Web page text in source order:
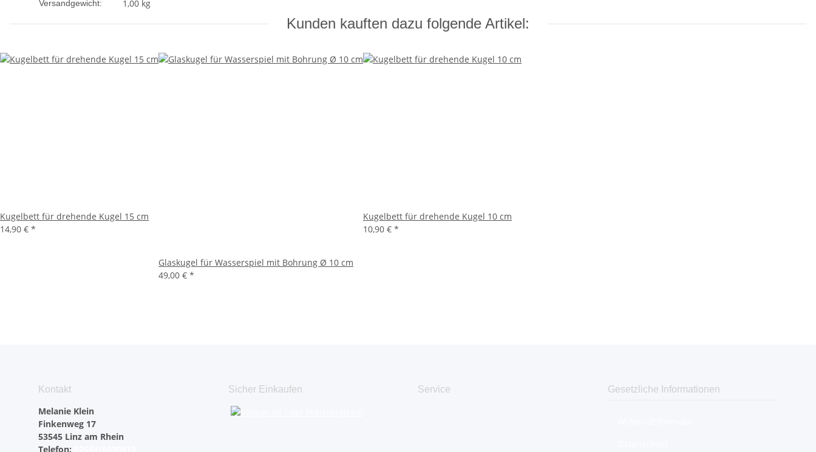
Versandgewicht: 1,00 kg
Kunden kauften dazu folgende Artikel:
Kugelbett für drehende Kugel 15 cm
14,90 € *
Glaskugel für Wasserspiel mit Bohrung Ø 10 cm
49,00 € *
Kugelbett für drehende Kugel 10 cm
10,90 € *
Kontakt
Melanie Klein
Finkenweg 17
53545 Linz am Rhein
Telefon:
Sicher Einkaufen Service Gesetzliche Informationen